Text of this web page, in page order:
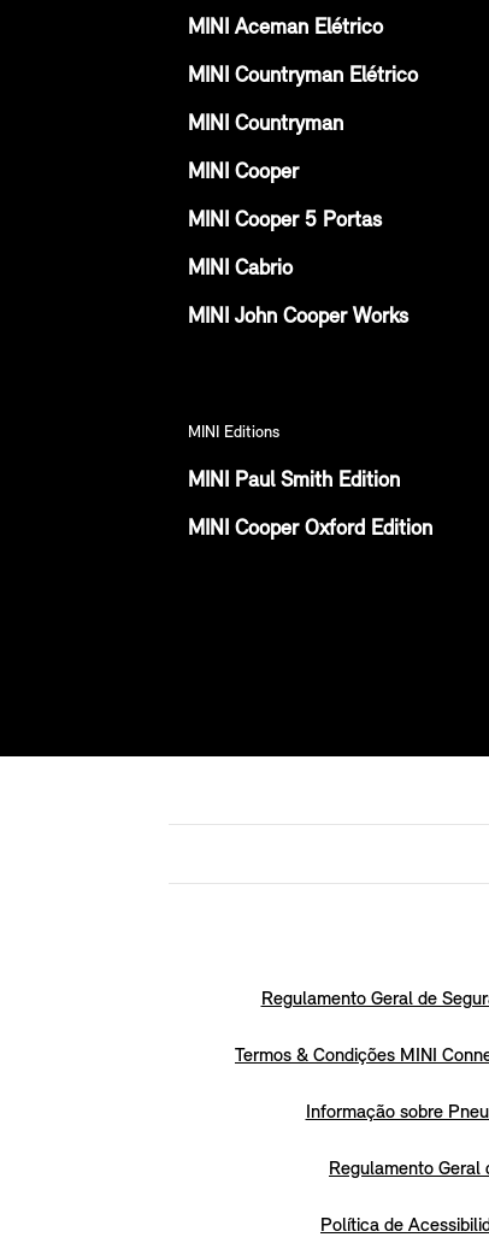
MINI Aceman Elétrico
MINI Countryman Elétrico
MINI Countryman
MINI Cooper
MINI Cooper 5 Portas
MINI Cabrio
MINI John Cooper Works
MINI Editions
MINI Paul Smith Edition
MINI Cooper Oxford Edition
Regulamento Geral de
Termos & Condições MINI
Informação sobre
Regulamento Geral
Política de